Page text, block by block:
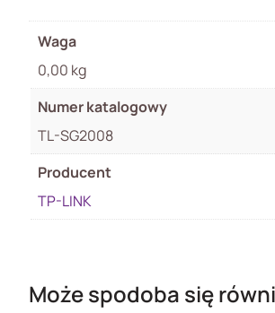
Waga
0,00 kg
Numer katalogowy
TL-SG2008
Producent
TP-LINK
Może spodoba się